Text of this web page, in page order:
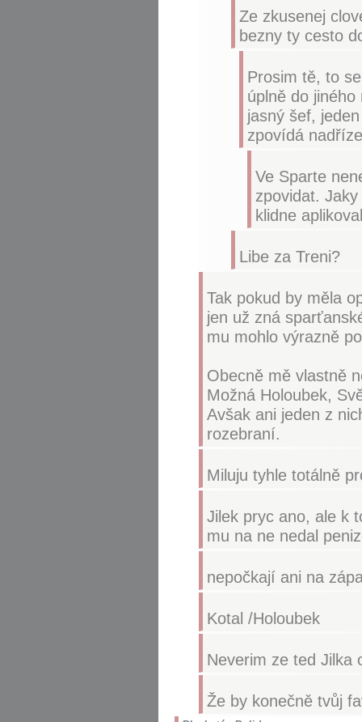
Ze zkusenej
bezny ty cesto
Prosim tě, to
úplně do
jasný šef,
zpovídá
Ve Sparte
zpovidat.
klidne
Libe za Treni?
Tak pokud by měla
jen už zná
mu mohlo výrazně
Obecně mě vlastně
Možná Holoubek,
Avšak ani jeden z
rozebraní.
Miluju tyhle totálně
Jilek pryc ano, ale k
mu na ne nedal
nepočkají ani na
Kotal /Holoubek
Neverim ze ted Jilka
Že by konečně tvůj